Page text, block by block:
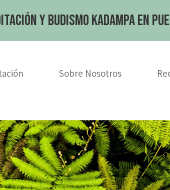
y Budismo Kadampa en
Sobre Nosotros